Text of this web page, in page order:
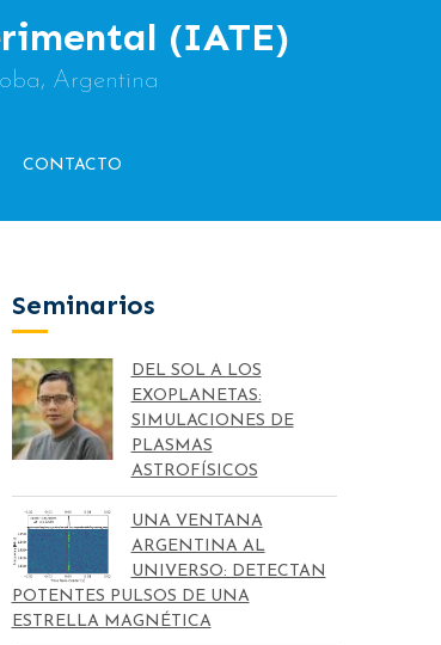
(IATE)
Argentina
CONTACTO
Seminarios
DEL SOL A LOS
EXOPLANETAS:
SIMULACIONES DE
PLASMAS
ASTROFÍSICOS
UNA VENTANA
ARGENTINA AL
UNIVERSO: DETECTAN
POTENTES PULSOS DE UNA
ESTRELLA MAGNÉTICA